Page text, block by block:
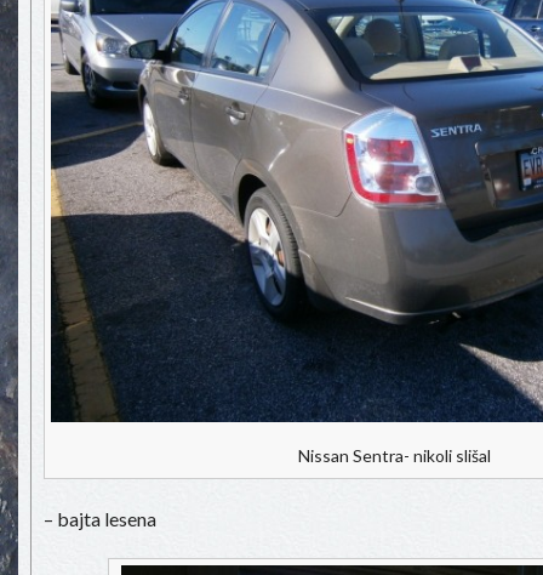
Nissan Sentra- nikoli slišal
– bajta lesena